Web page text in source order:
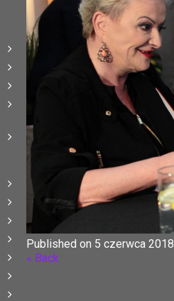
Published on 5 czerwca 2018
« Back